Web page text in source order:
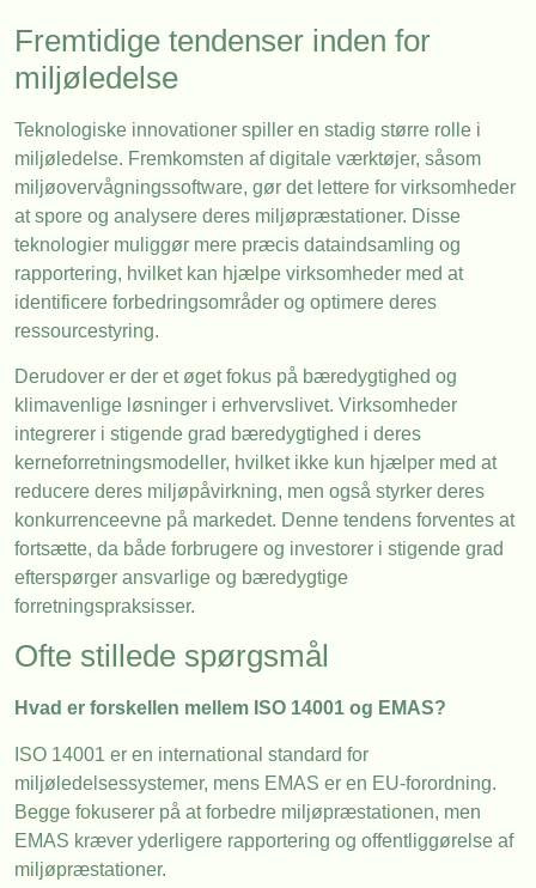
Fremtidige tendenser inden for
miljøledelse
Teknologiske innovationer spiller en stadig større rolle i
miljøledelse. Fremkomsten af digitale værktøjer, såsom
miljøovervågningssoftware, gør det lettere for virksomheder
at spore og analysere deres miljøpræstationer. Disse
teknologier muliggør mere præcis dataindsamling og
rapportering, hvilket kan hjælpe virksomheder med at
identificere forbedringsområder og optimere deres
ressourcestyring.
Derudover er der et øget fokus på bæredygtighed og
klimavenlige løsninger i erhvervslivet. Virksomheder
integrerer i stigende grad bæredygtighed i deres
kerneforretningsmodeller, hvilket ikke kun hjælper med at
reducere deres miljøpåvirkning, men også styrker deres
konkurrenceevne på markedet. Denne tendens forventes at
fortsætte, da både forbrugere og investorer i stigende grad
efterspørger ansvarlige og bæredygtige
forretningspraksisser.
Ofte stillede spørgsmål
Hvad er forskellen mellem ISO 14001 og EMAS?
ISO 14001 er en international standard for
miljøledelsessystemer, mens EMAS er en EU-forordning.
Begge fokuserer på at forbedre miljøpræstationen, men
EMAS kræver yderligere rapportering og offentliggørelse af
miljøpræstationer.